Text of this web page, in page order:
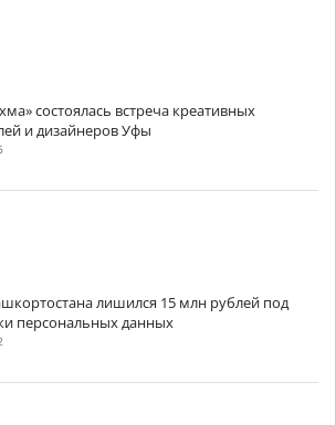
состоялась встреча креативных
и дизайнеров Уфы
лишился 15 млн рублей под
персональных данных